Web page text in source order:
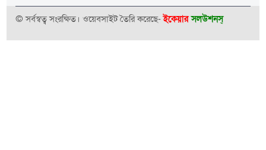
© সর্বস্বত্ব সংরক্ষিত। ওয়েবসাইট তৈরি করেছে-ইকেয়ার সলউশনস্